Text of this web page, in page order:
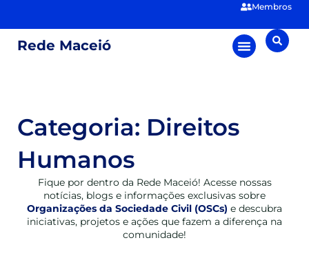
Membros
Rede Maceió
Categoria: Direitos
Humanos
Fique por dentro da Rede Maceió! Acesse nossas
notícias, blogs e informações exclusivas sobre
Organizações da Sociedade Civil (OSCs) e descubra
iniciativas, projetos e ações que fazem a diferença na
comunidade!